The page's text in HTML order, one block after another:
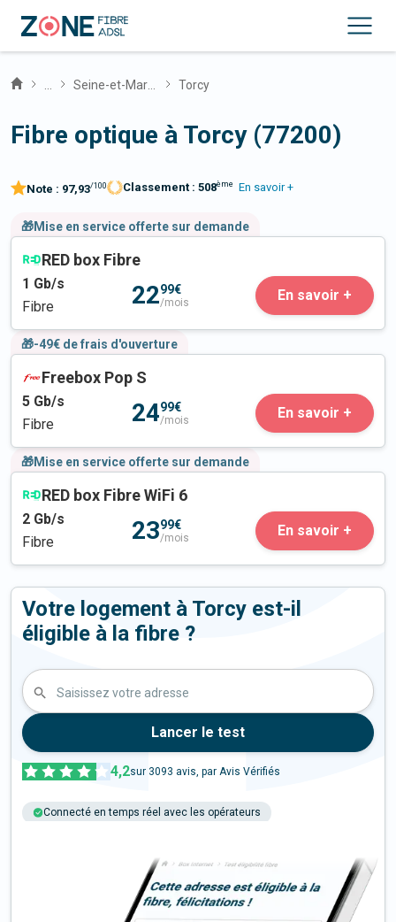
Torcy
Fibre optique à Torcy (77200)
Note : 97,93/100 Classement : 508ème En savoir +
🎁Mise en service offerte sur demande
RED box Fibre
1 Gb/s
Fibre
2299€
/mois En savoir +
🎁-49€ de frais d'ouverture
Freebox Pop S
5 Gb/s
Fibre
2499€
/mois En savoir +
🎁Mise en service offerte sur demande
RED box Fibre WiFi 6
2 Gb/s
Fibre
2399€
/mois En savoir +
Votre logement à Torcy est-il
éligible à la fibre ?
Saisissez votre adresse
Lancer le test
4,2sur 3093 avis, par Avis Vérifiés
Connecté en temps réel avec les opérateurs